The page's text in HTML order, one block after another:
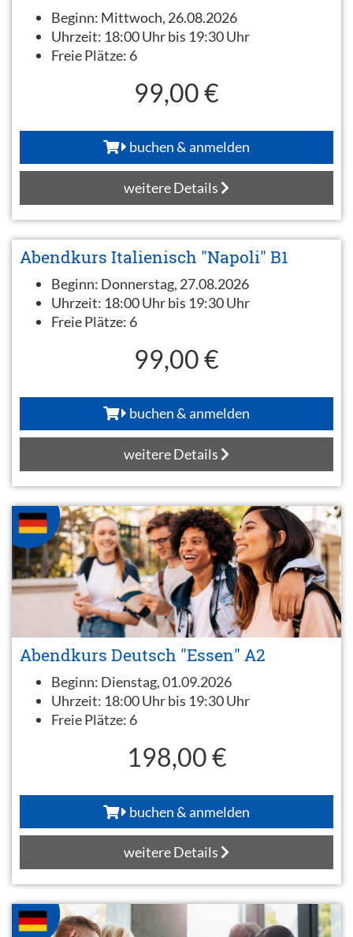
Beginn: Mittwoch, 26.08.2026
Uhrzeit: 18:00 Uhr bis 19:30 Uhr
Freie Plätze: 6
99,00 €
buchen & anmelden
weitere Details
Abendkurs Italienisch "Napoli" B1
Beginn: Donnerstag, 27.08.2026
Uhrzeit: 18:00 Uhr bis 19:30 Uhr
Freie Plätze: 6
99,00 €
buchen & anmelden
weitere Details
Abendkurs Deutsch "Essen" A2
Beginn: Dienstag, 01.09.2026
Uhrzeit: 18:00 Uhr bis 19:30 Uhr
Freie Plätze: 6
198,00 €
buchen & anmelden
weitere Details